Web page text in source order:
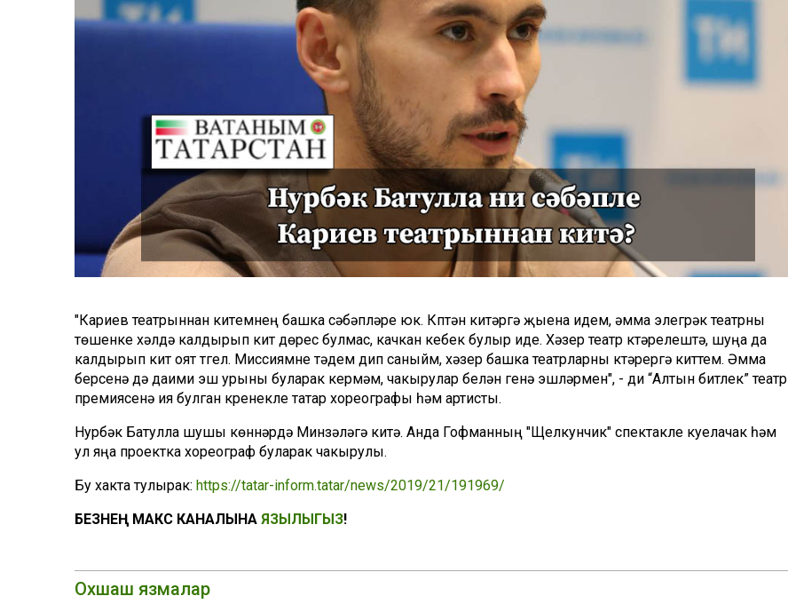
"Кариев театрыннан китүемнең башка сәбәпләре юк. Күптән китәргә җыена идем, әмма элегрәк театрны
төшенке хәлдә калдырып китү дөрес булмас, качкан кебек булыр иде. Хәзер театр күтәрелештә, шуңа да
калдырып китү оят түгел. Миссиямне үтәдем дип саныйм, хәзер башка театрларны күтәрергә киттем. Әмма
берсенә дә даими эш урыны буларак кермәм, чакырулар белән генә эшләрмен", - ди “Алтын битлек” театр
премиясенә ия булган күренекле татар хореографы һәм артисты.
Нурбәк Батулла шушы көннәрдә Минзәләгә китә. Анда Гофманның "Щелкунчик" спектакле куелачак һәм
ул яңа проектка хореограф буларак чакырулы.
Бу хакта тулырак: https://tatar-inform.tatar/news/2019/21/191969/
БЕЗНЕҢ МАКС КАНАЛЫНА ЯЗЫЛЫГЫЗ!
Охшаш язмалар